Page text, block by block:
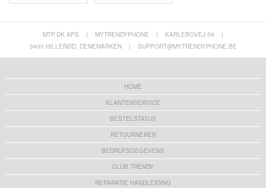
MTP.DK APS | MYTRENDYPHONE | KARLEBOVEJ 59
|
3400 HILLERØD, DENEMARKEN
| SUPPORT@MYTRENDYPHONE.BE
HOME
KLANTENSERVICE
BESTELSTATUS
RETOURNEREN
BEDRIJFSGEGEVENS
CLUB TRENDY
REPARATIE HANDLEIDING